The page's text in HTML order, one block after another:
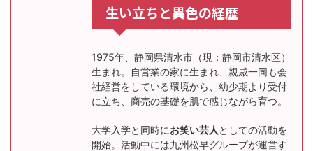
生い立ちと異色の経歴
1975年、静岡県清水市（現：静岡市清水区）
生まれ。自営業の家に生まれ、親戚一同も会
社経営をしている環境から、幼少期より受付
に立ち、商売の基礎を肌で感じながら育つ。
大学入学と同時にお笑い芸人 としての活動を
開始。活動中には九州松早グループが運営す